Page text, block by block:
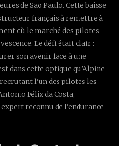
de São Paulo. Cette baisse
français à remettre à
où le marché des pilotes
Le défi était clair :
son avenir face à une
dans cette optique qu’Alpine
l’un des pilotes les
Félix da Costa,
reconnu de l’endurance